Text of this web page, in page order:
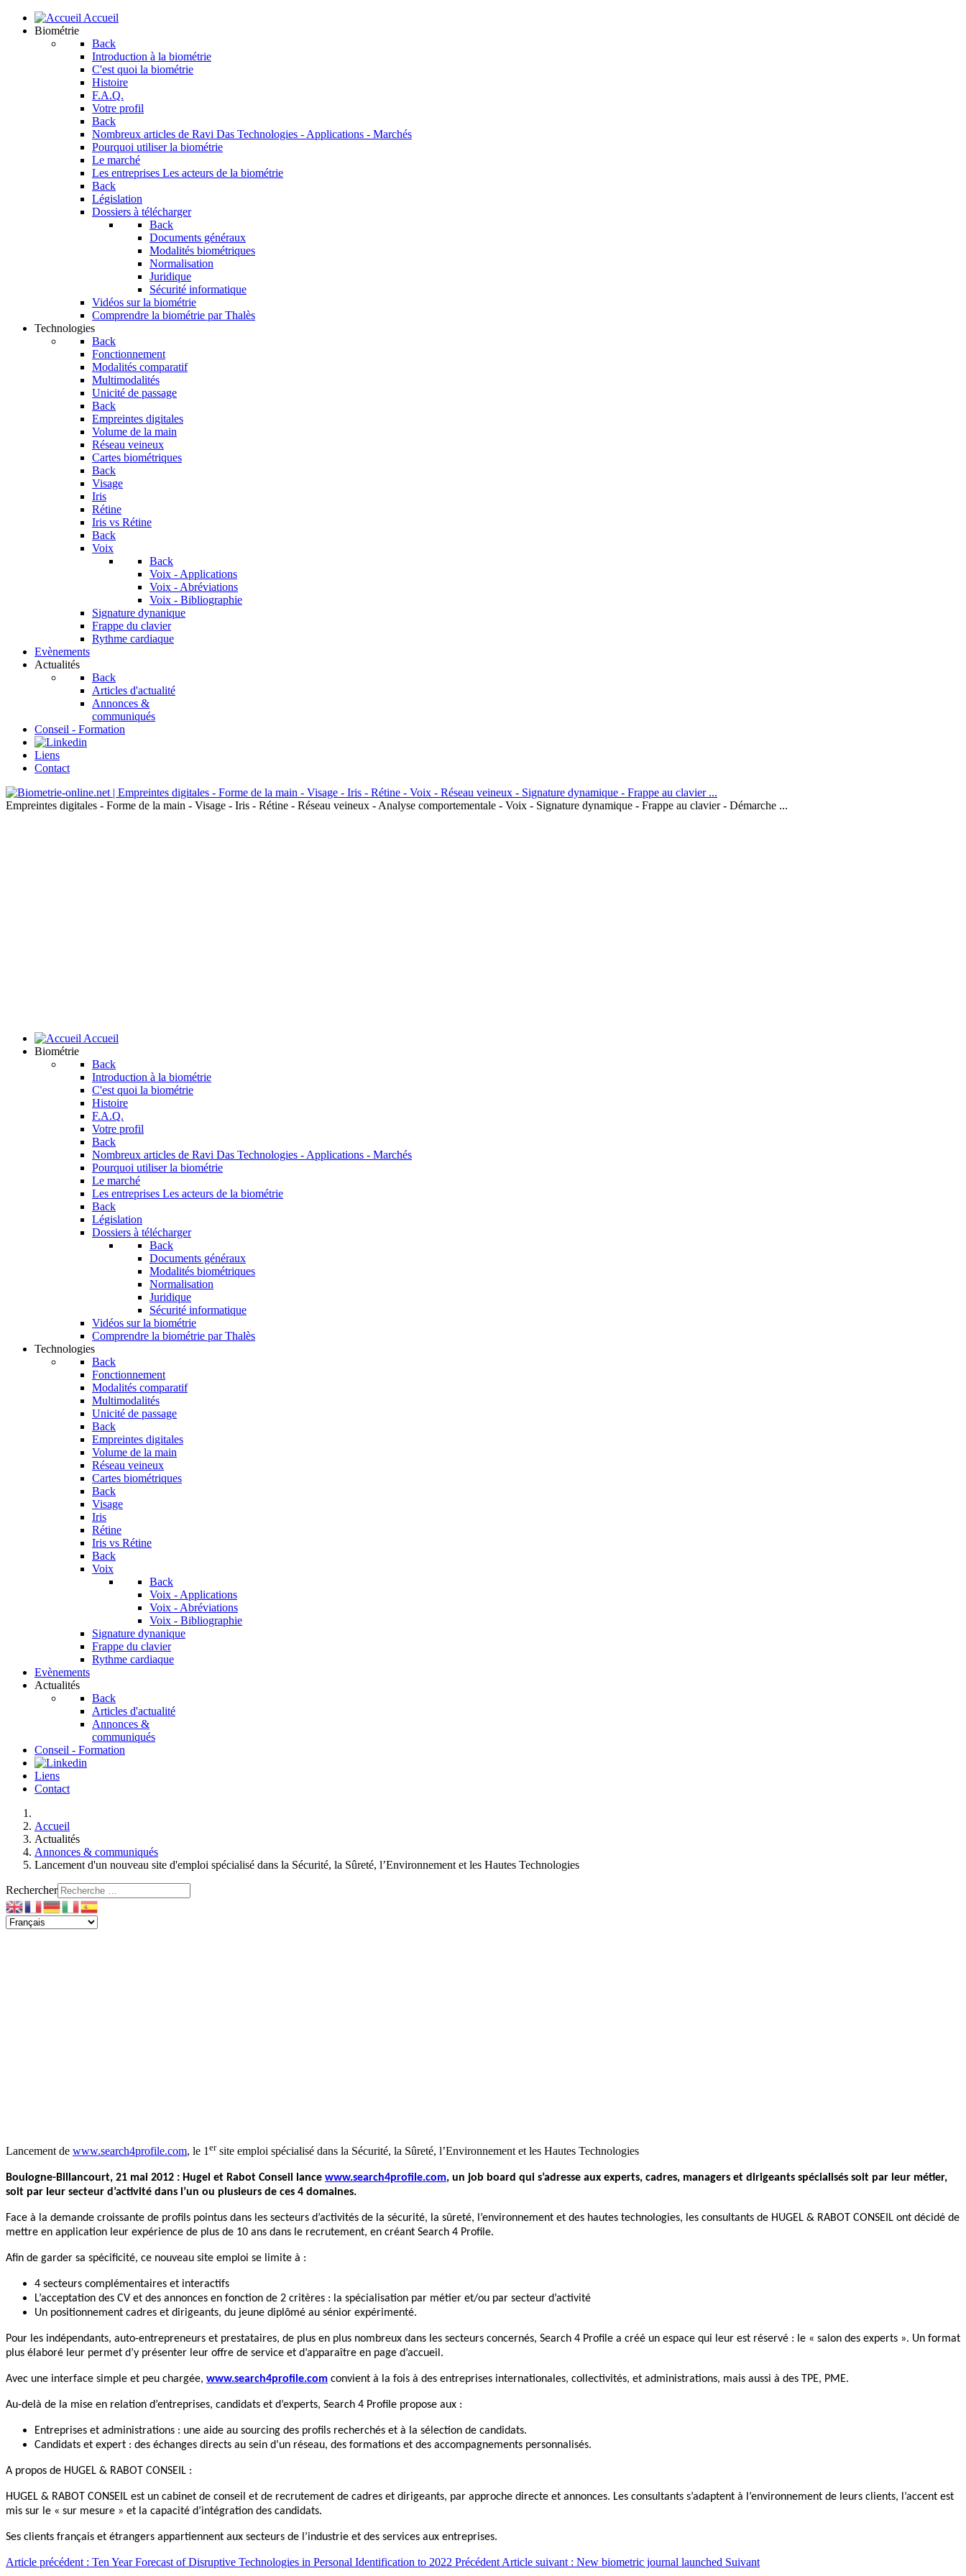
Accueil
Biométrie
Back
Introduction à la biométrie
C'est quoi la biométrie
Histoire
F.A.Q.
Votre profil
Back
Nombreux articles de Ravi Das Technologies - Applications - Marchés
Pourquoi utiliser la biométrie
Le marché
Les entreprises Les acteurs de la biométrie
Back
Législation
Dossiers à télécharger
Back
Documents généraux
Modalités biométriques
Normalisation
Juridique
Sécurité informatique
Vidéos sur la biométrie
Comprendre la biométrie par Thalès
Technologies
Back
Fonctionnement
Modalités comparatif
Multimodalités
Unicité de passage
Back
Empreintes digitales
Volume de la main
Réseau veineux
Cartes biométriques
Back
Visage
Iris
Rétine
Iris vs Rétine
Back
Voix
Back
Voix - Applications
Voix - Abréviations
Voix - Bibliographie
Signature dynanique
Frappe du clavier
Rythme cardiaque
Evènements
Actualités
Back
Articles d'actualité
Annonces &
communiqués
Conseil - Formation
Liens
Contact
Empreintes digitales - Forme de la main - Visage - Iris - Rétine - Réseau veineux - Analyse comportementale - Voix - Signature dynamique - Frappe au clavier - Démarche ...
Accueil
Biométrie
Back
Introduction à la biométrie
C'est quoi la biométrie
Histoire
F.A.Q.
Votre profil
Back
Nombreux articles de Ravi Das Technologies - Applications - Marchés
Pourquoi utiliser la biométrie
Le marché
Les entreprises Les acteurs de la biométrie
Back
Législation
Dossiers à télécharger
Back
Documents généraux
Modalités biométriques
Normalisation
Juridique
Sécurité informatique
Vidéos sur la biométrie
Comprendre la biométrie par Thalès
Technologies
Back
Fonctionnement
Modalités comparatif
Multimodalités
Unicité de passage
Back
Empreintes digitales
Volume de la main
Réseau veineux
Cartes biométriques
Back
Visage
Iris
Rétine
Iris vs Rétine
Back
Voix
Back
Voix - Applications
Voix - Abréviations
Voix - Bibliographie
Signature dynanique
Frappe du clavier
Rythme cardiaque
Evènements
Actualités
Back
Articles d'actualité
Annonces &
communiqués
Conseil - Formation
Liens
Contact
Accueil
Actualités
Annonces & communiqués
Lancement d'un nouveau site d'emploi spécialisé dans la Sécurité, la Sûreté, l’Environnement et les Hautes Technologies
Rechercher
Lancement de www.search4profile.com, le 1 ersite emploi spécialisé dans la Sécurité, la Sûreté, l’Environnement et les Hautes Technologies
Boulogne-Billancourt, 21 mai 2012 : Hugel et Rabot Conseil lance www.search4profile.com, un job board qui s’adresse aux experts, cadres, managers et dirigeants spécialisés soit par leur métier,
soit par leur secteur d’activité dans l’un ou plusieurs de ces 4 domaines.
Face à la demande croissante de profils pointus dans les secteurs d’activités de la sécurité, la sûreté, l’environnement et des hautes technologies, les consultants de HUGEL & RABOT CONSEIL ont décidé de
mettre en application leur expérience de plus de 10 ans dans le recrutement, en créant Search 4 Profile.
Afin de garder sa spécificité, ce nouveau site emploi se limite à :
4 secteurs complémentaires et interactifs
L’acceptation des CV et des annonces en fonction de 2 critères : la spécialisation par métier et/ou par secteur d’activité
Un positionnement cadres et dirigeants, du jeune diplômé au sénior expérimenté.
Pour les indépendants, auto-entrepreneurs et prestataires, de plus en plus nombreux dans les secteurs concernés, Search 4 Profile a créé un espace qui leur est réservé : le « salon des experts ». Un format
plus élaboré leur permet d’y présenter leur offre de service et d’apparaître en page d’accueil.
Avec une interface simple et peu chargée, www.search4profile.com convient à la fois à des entreprises internationales, collectivités, et administrations, mais aussi à des TPE, PME.
Au-delà de la mise en relation d’entreprises, candidats et d’experts, Search 4 Profile propose aux :
Entreprises et administrations : une aide au sourcing des profils recherchés et à la sélection de candidats.
Candidats et expert : des échanges directs au sein d’un réseau, des formations et des accompagnements personnalisés.
A propos de HUGEL & RABOT CONSEIL :
HUGEL & RABOT CONSEIL est un cabinet de conseil et de recrutement de cadres et dirigeants, par approche directe et annonces. Les consultants s’adaptent à l’environnement de leurs clients, l’accent est
mis sur le « sur mesure » et la capacité d’intégration des candidats.
Ses clients français et étrangers appartiennent aux secteurs de l’industrie et des services aux entreprises.
Article précédent : Ten Year Forecast of Disruptive Technologies in Personal Identification to 2022 Précédent Article suivant : New biometric journal launched Suivant